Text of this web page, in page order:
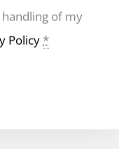
of my
Policy*